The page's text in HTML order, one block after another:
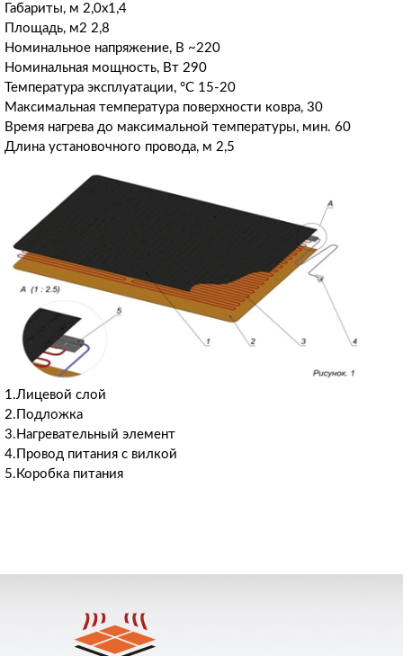
Габариты, м 2,0х1,4
Площадь, м2 2,8
Номинальное напряжение, В ~220
Номинальная мощность, Вт 290
Температура эксплуатации, °С 15-20
Максимальная температура поверхности ковра, 30
Время нагрева до максимальной температуры, мин. 60
Длина установочного провода, м 2,5
1.Лицевой слой
2.Подложка
3.Нагревательный элемент
4.Провод питания с вилкой
5.Коробка питания